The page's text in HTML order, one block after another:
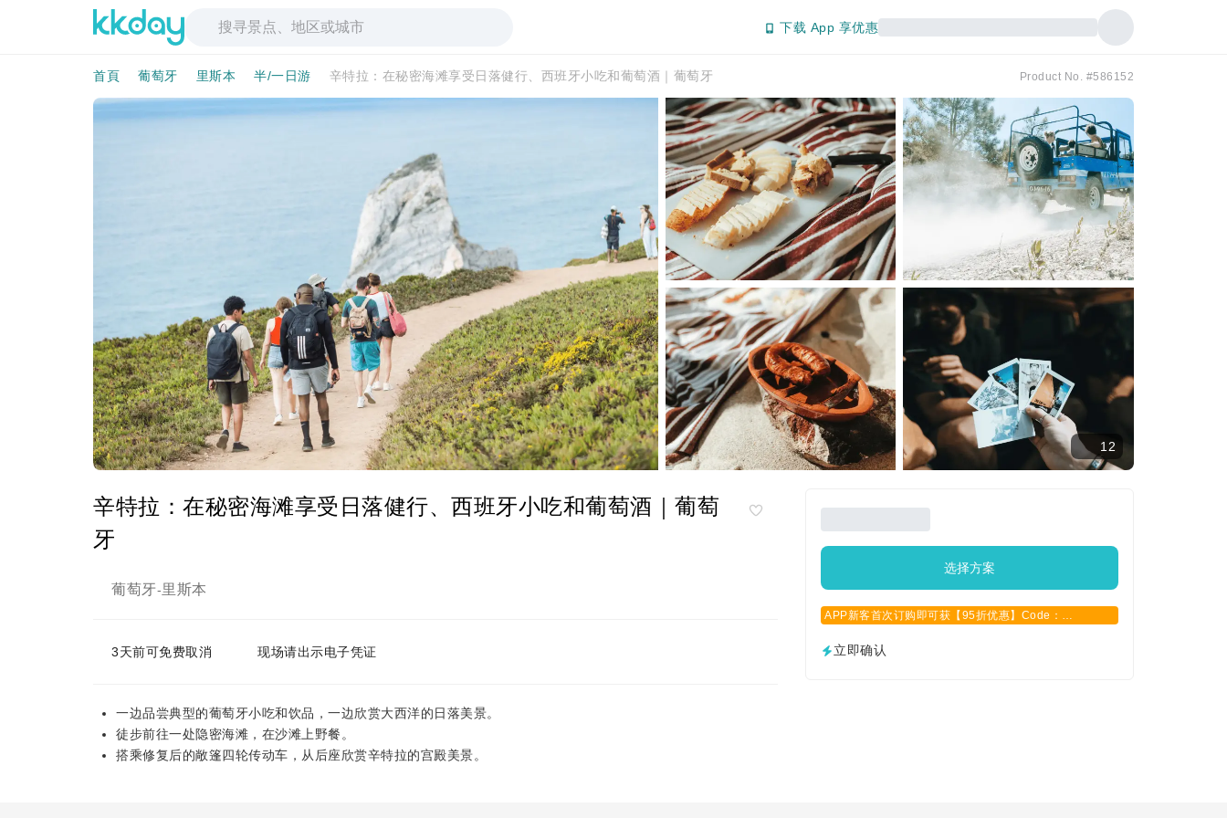
下载 App 享优惠
首頁 葡萄牙 里斯本 半/一日游 辛特拉：在秘密海滩享受日落健行、西班牙小吃和葡萄酒｜葡萄牙 Product No. #586152
12
辛特拉：在秘密海滩享受日落健行、西班牙小吃和葡萄酒｜葡萄
牙
葡萄牙-里斯本
3天前可免费取消 现场请出示电子凭证
一边品尝典型的葡萄牙小吃和饮品，一边欣赏大西洋的日落美景。
徒步前往一处隐密海滩，在沙滩上野餐。
搭乘修复后的敞篷四轮传动车，从后座欣赏辛特拉的宫殿美景。
选择方案
APP新客首次订购即可获【95折优惠】Code：
立即确认